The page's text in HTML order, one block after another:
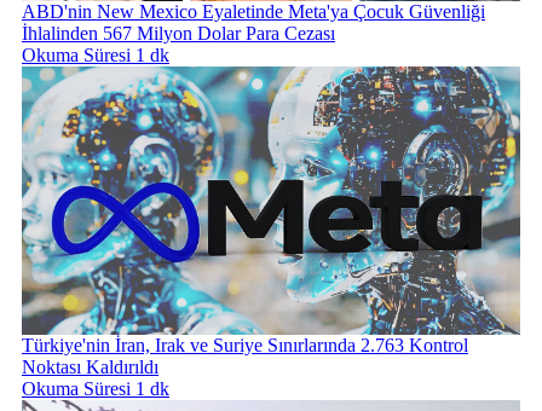
ABD'nin New Mexico Eyaletinde Meta'ya Çocuk Güvenliği
İhlalinden 567 Milyon Dolar Para Cezası
Okuma Süresi 1 dk
Türkiye'nin İran, Irak ve Suriye Sınırlarında 2.763 Kontrol
Noktası Kaldırıldı
Okuma Süresi 1 dk